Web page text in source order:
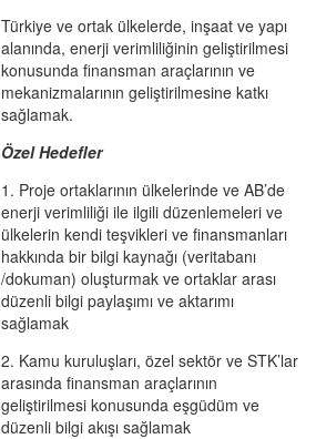
Türkiye ve ortak ülkelerde, inşaat ve yapı
alanında, enerji verimliliğinin geliştirilmesi
konusunda finansman araçlarının ve
mekanizmalarının geliştirilmesine katkı
sağlamak.
Özel Hedefler
1. Proje ortaklarının ülkelerinde ve AB’de
enerji verimliliği ile ilgili düzenlemeleri ve
ülkelerin kendi teşvikleri ve finansmanları
hakkında bir bilgi kaynağı (veritabanı
/dokuman) oluşturmak ve ortaklar arası
düzenli bilgi paylaşımı ve aktarımı
sağlamak
2. Kamu kuruluşları, özel sektör ve STK’lar
arasında finansman araçlarının
geliştirilmesi konusunda eşgüdüm ve
düzenli bilgi akışı sağlamak